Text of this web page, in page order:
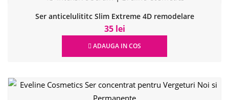
Ser anticelulititc Slim Extreme 4D remodelare
35 lei
ADAUGA IN COS